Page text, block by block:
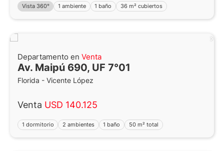
Vista 360° 1 ambiente 1 baño 36 m² cubiertos
Departamento en Venta
Av. Maipú 690, UF 7°01
Florida - Vicente López
Venta USD 140.125
1 dormitorio 2 ambientes 1 baño 50 m² total